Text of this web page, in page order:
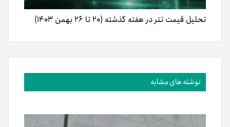
تحلیل قیمت تتر در هفته گذشته (۲۰ تا ۲۶ بهمن ۱۴۰۳)
نوشته های مشابه